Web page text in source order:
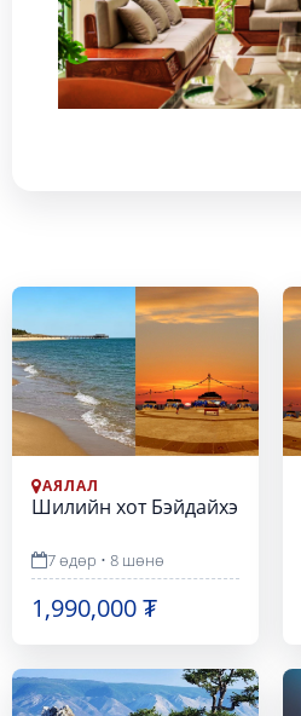
АЯЛАЛ
Шилийн хот Бэйдайхэ
7 өдөр • 8 шөнө
1,990,000 ₮